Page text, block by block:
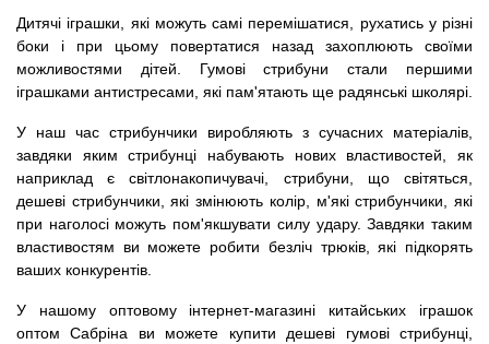
Дитячі іграшки, які можуть самі перемішатися, рухатись у різні
боки і при цьому повертатися назад захоплюють своїми
можливостями дітей. Гумові стрибуни стали першими
іграшками антистресами, які пам'ятають ще радянські школярі.
У наш час стрибунчики виробляють з сучасних матеріалів,
завдяки яким стрибунці набувають нових властивостей, як
наприклад є світлонакопичувачі, стрибуни, що світяться,
дешеві стрибунчики, які змінюють колір, м'які стрибунчики, які
при наголосі можуть пом'якшувати силу удару. Завдяки таким
властивостям ви можете робити безліч трюків, які підкорять
ваших конкурентів.
У нашому оптовому інтернет-магазині китайських іграшок
оптом Сабріна ви можете купити дешеві гумові стрибунці,